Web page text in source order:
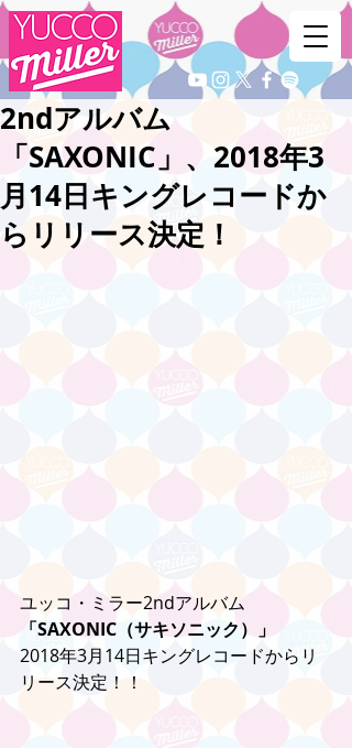
2ndアルバム
「SAXONIC」、2018年3
月14日キングレコードか
らリリース決定！
ユッコ・ミラー2ndアルバム
「SAXONIC（サキソニック）」
2018年3月14日キングレコードからリ
リース決定！！